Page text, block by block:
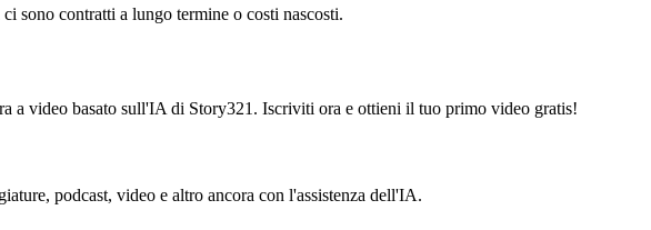
sono contratti a lungo termine o costi nascosti.
a video basato sull'IA di Story321. Iscriviti ora e ottieni il tuo primo video gratis!
podcast, video e altro ancora con l'assistenza dell'IA.